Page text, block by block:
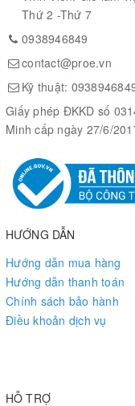
Thứ 2 -Thứ 7
0938946849
contact@proe.vn
Kỹ thuật:
Giấy phép ĐKKD số
Minh cấp ngày 27/6/
HƯỚNG DẪN
Hướng dẫn mua hàng
Hướng dẫn thanh toán
Chính sách bảo hành
Điều khoản dịch vụ
HỖ TRỢ